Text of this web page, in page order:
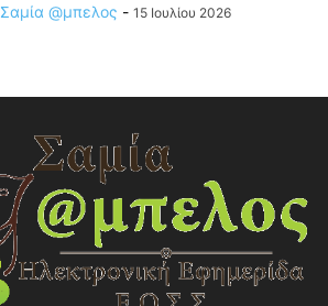
Σαμία @μπελος - 15 Ιουλίου 2026